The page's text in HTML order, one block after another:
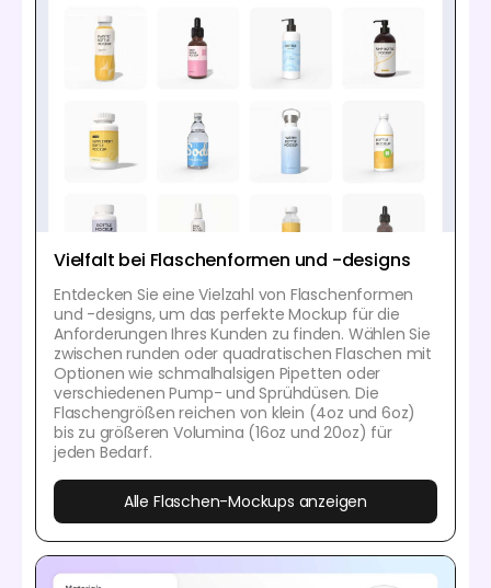
Vielfalt bei Flaschenformen und -designs
Entdecken Sie eine Vielzahl von Flaschenformen
und -designs, um das perfekte Mockup für die
Anforderungen Ihres Kunden zu finden. Wählen Sie
zwischen runden oder quadratischen Flaschen mit
Optionen wie schmalhalsigen Pipetten oder
verschiedenen Pump- und Sprühdüsen. Die
Flaschengrößen reichen von klein (4oz und 6oz)
bis zu größeren Volumina (16oz und 20oz) für
jeden Bedarf.
Alle Flaschen-Mockups anzeigen